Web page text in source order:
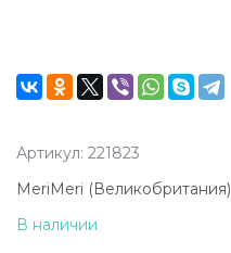
Артикул: 221823
MeriMeri (Великобритания)
В наличии